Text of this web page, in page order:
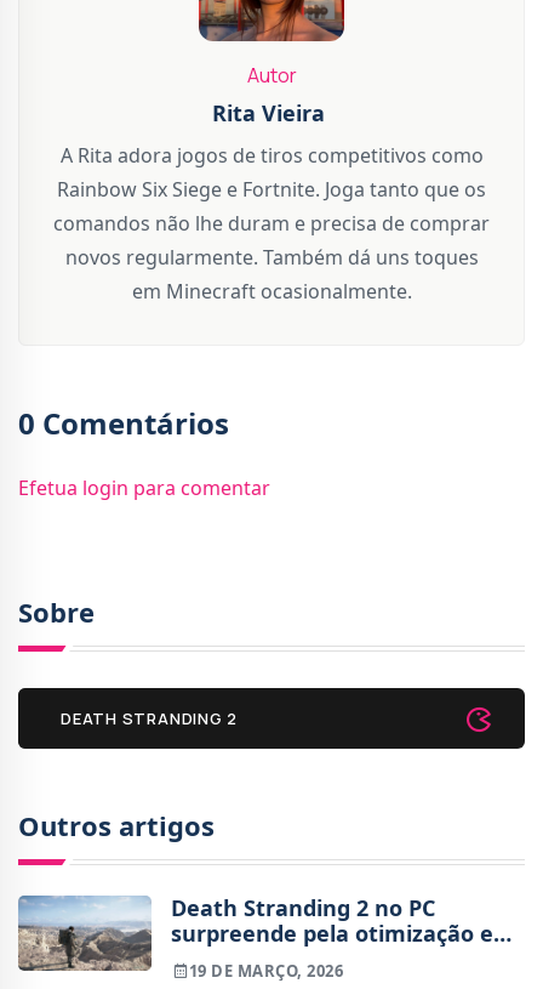
Autor
Rita Vieira
A Rita adora jogos de tiros competitivos como
Rainbow Six Siege e Fortnite. Joga tanto que os
comandos não lhe duram e precisa de comprar
novos regularmente. Também dá uns toques
em Minecraft ocasionalmente.
0 Comentários
Efetua login para comentar
Sobre
DEATH STRANDING 2
Outros artigos
Death Stranding 2 no PC
surpreende pela otimização e
qualidade gráfica (análise)
19 DE MARÇO, 2026